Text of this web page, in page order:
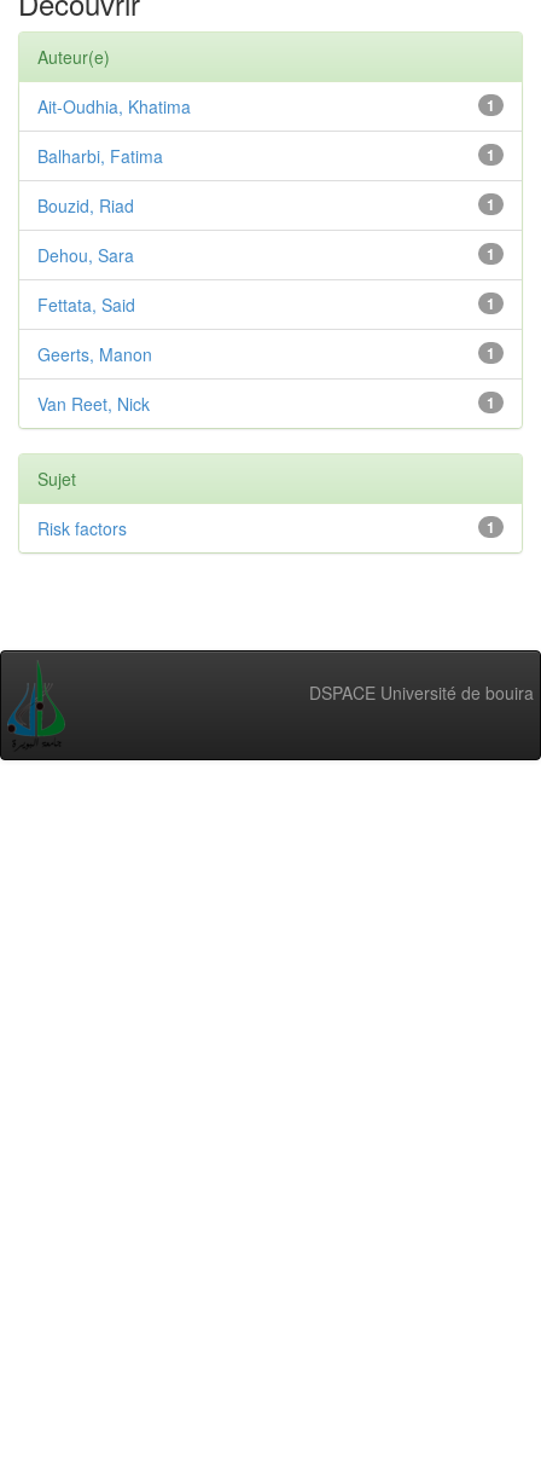
Auteur(e)
1
Ait-Oudhia, Khatima
1
Balharbi, Fatima
1
Bouzid, Riad
1
Dehou, Sara
1
Fettata, Said
1
Geerts, Manon
1
Van Reet, Nick
Sujet
1
Risk factors
DSPACE Université de bouira